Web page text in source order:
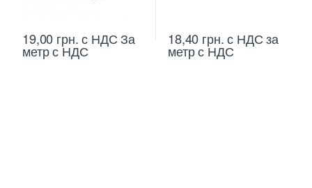
19,00 грн.с НДС За
метр с НДС
18,40 грн.с НДС за
метр с НДС